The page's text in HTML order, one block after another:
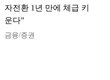
자전환 1년 만에 체급 키
운다”
금융/증권